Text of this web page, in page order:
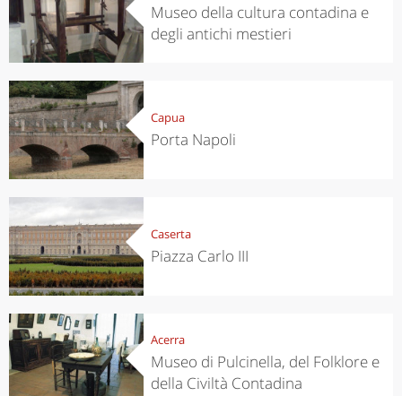
Museo della cultura contadina e
degli antichi mestieri
Capua
Porta Napoli
Caserta
Piazza Carlo III
Acerra
Museo di Pulcinella, del Folklore e
della Civiltà Contadina